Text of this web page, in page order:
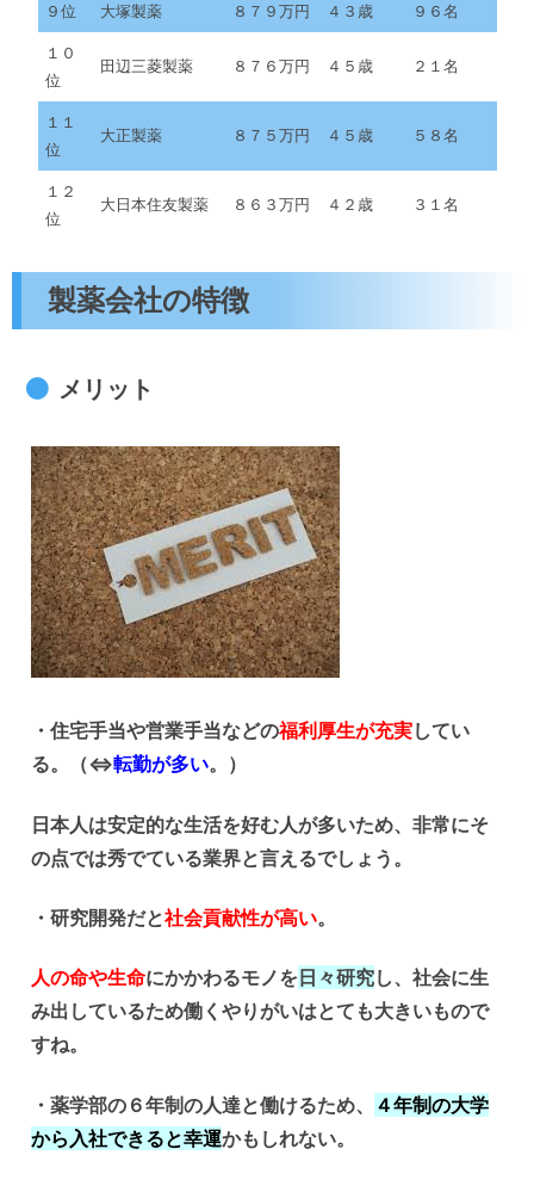
９位 大塚製薬 ８７９万円 ４３歳 ９６名
１０
位
田辺三菱製薬 ８７６万円 ４５歳 ２１名
１１
位
大正製薬 ８７５万円 ４５歳 ５８名
１２
位
大日本住友製薬 ８６３万円 ４２歳 ３１名
製薬会社の特徴
メリット
・住宅手当や営業手当などの福利厚生が充実してい
る。（⇔転勤が多い。）
日本人は安定的な生活を好む人が多いため、非常にそ
の点では秀でている業界と言えるでしょう。
・研究開発だと社会貢献性が高い。
人の命や生命にかかわるモノを 日々研究し、社会に生
み出しているため働くやりがいはとても大きいもので
すね。
・薬学部の６年制の人達と働けるため、
４年制の大学
から入社できると幸運かもしれない。